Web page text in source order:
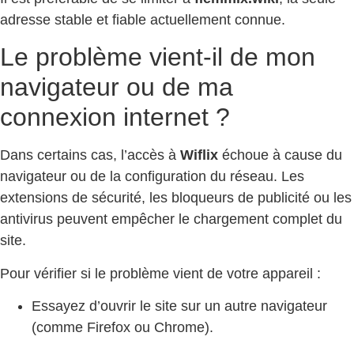
adresse stable et fiable actuellement connue.
Le problème vient-il de mon
navigateur ou de ma
connexion internet ?
Dans certains cas, l’accès à Wiflix échoue à cause du
navigateur ou de la configuration du réseau. Les
extensions de sécurité, les bloqueurs de publicité ou les
antivirus peuvent empêcher le chargement complet du
site.
Pour vérifier si le problème vient de votre appareil :
Essayez d’ouvrir le site sur un autre navigateur
(comme Firefox ou Chrome).